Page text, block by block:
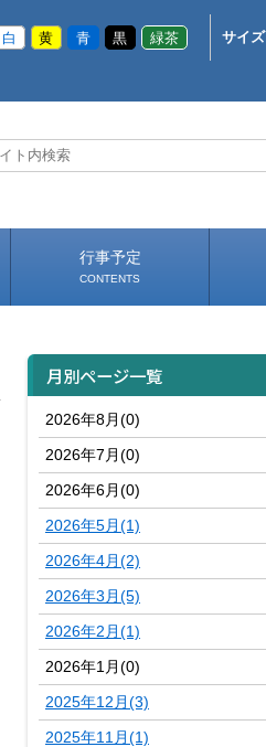
白 黄 青 黒 緑茶 サイズ
行事予定
CONTENTS
月別ページ一覧
2026年8月(0)
2026年7月(0)
2026年6月(0)
2026年5月(1)
2026年4月(2)
2026年3月(5)
2026年2月(1)
2026年1月(0)
2025年12月(3)
2025年11月(1)